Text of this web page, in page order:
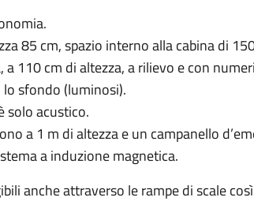
85 cm, spazio interno alla cabina di
110 cm di altezza, a rilievo e con
sfondo (luminosi).
solo acustico.
a 1 m di altezza e un campanello
a induzione magnetica.
anche attraverso le rampe di scale